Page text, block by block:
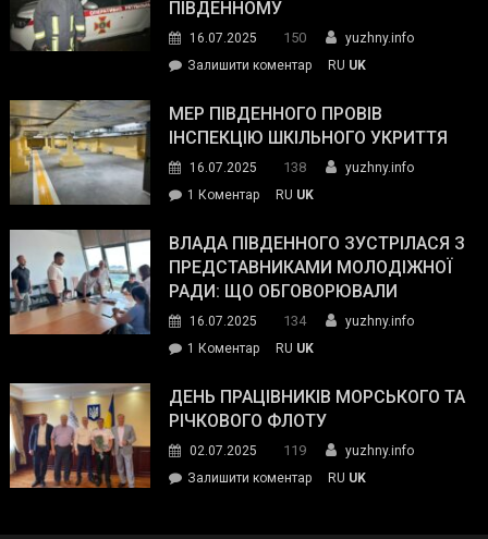
силових
та
органів:
«Наш
спільний
окупанти.
Маємо
діяти
команда
ПІВДЕННОМУ
16.07.2025 150
yuzhny.info
Залишити коментарon
ДСНС
власноруч
пожежу
у
RU UK
МЕР ПІВДЕННОГО ПРОВІВ
ІНСПЕКЦІЮ ШКІЛЬНОГО УКРИТТЯ
16.07.2025 138
yuzhny.info
1 Коментардо
Південного
провів
інспекцію
укриття
RU UK
ВЛАДА ПІВДЕННОГО ЗУСТРІЛАСЯ З
ПРЕДСТАВНИКАМИ МОЛОДІЖНОЇ
РАДИ: ЩО ОБГОВОРЮВАЛИ
16.07.2025 134
yuzhny.info
1 Коментардо
Південного
зустрілася
представниками
молодіжної
RU UK
ДЕНЬ ПРАЦІВНИКІВ МОРСЬКОГО ТА
РІЧКОВОГО ФЛОТУ
02.07.2025 119
yuzhny.info
Залишити коментарon
RU UK